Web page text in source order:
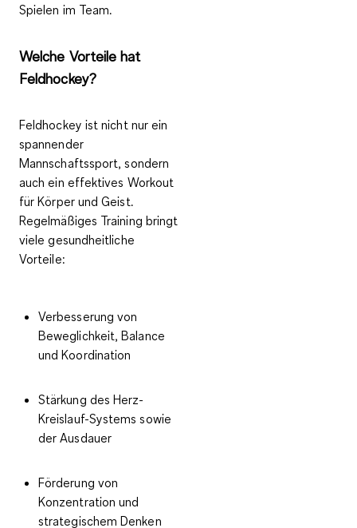
Spielen im Team.
Welche Vorteile hat
Feldhockey?
Feldhockey ist nicht nur ein
spannender
Mannschaftssport, sondern
auch ein effektives Workout
für Körper und Geist.
Regelmäßiges Training bringt
viele gesundheitliche
Vorteile:
Verbesserung von
Beweglichkeit, Balance
und Koordination
Stärkung des Herz-
Kreislauf-Systems sowie
der Ausdauer
Förderung von
Konzentration und
strategischem Denken